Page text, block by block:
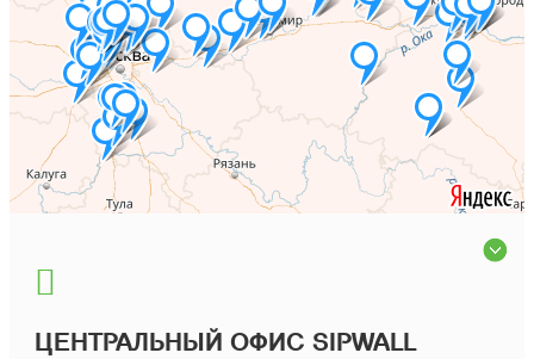
ЦЕНТРАЛЬНЫЙ ОФИС SIPWALL